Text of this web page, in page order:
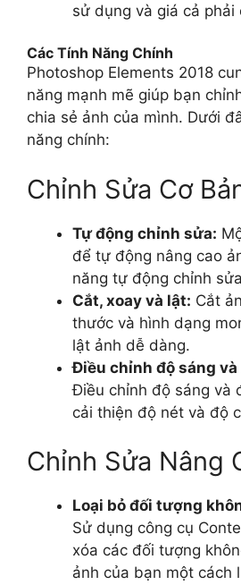
sử dụng và giá cả phải
Các Tính Năng Chính
Photoshop Elements 2018
năng mạnh mẽ giúp bạn
chia sẻ ảnh của mình. Dưới
năng chính:
Chỉnh Sửa Cơ
Tự động chỉnh sửa:
để tự động nâng cao
năng tự động chỉnh
Cắt, xoay và lật: Cắt
thước và hình dạng
lật ảnh dễ dàng.
Điều chỉnh độ sáng
Điều chỉnh độ sáng và
cải thiện độ nét và độ
Chỉnh Sửa Nâng
Loại bỏ đối tượng
Sử dụng công cụ
xóa các đối tượng
ảnh của bạn một cách